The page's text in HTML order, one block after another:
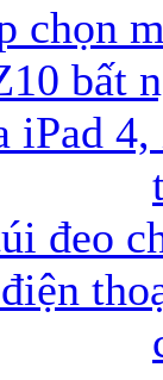
chọn
bất
iPad
đeo